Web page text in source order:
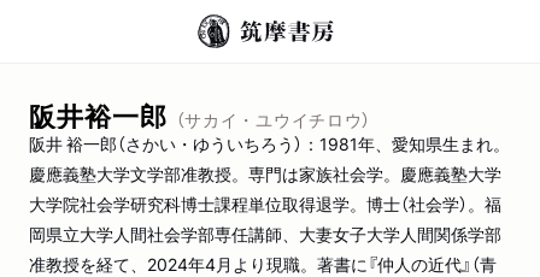
阪井裕一郎 （サカイ・ユウイチロウ）
阪井 裕一郎（さかい・ゆういちろう）：1981年、愛知県生まれ。
慶應義塾大学文学部准教授。専門は家族社会学。慶應義塾大学
大学院社会学研究科博士課程単位取得退学。博士（社会学）。福
岡県立大学人間社会学部専任講師、大妻女子大学人間関係学部
准教授を経て、2024年4月より現職。著書に『仲人の近代』（青